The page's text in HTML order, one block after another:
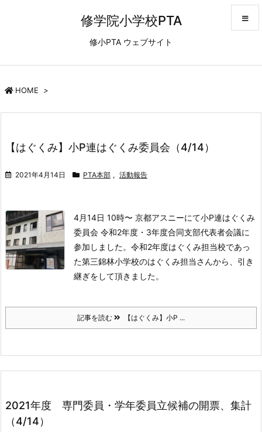
修学院小学校PTA
修小PTA ウェブサイト
HOME >
【はぐくみ】小P連はぐくみ委員会（4/14）
2021年4月14日 PTA本部 , 活動報告
4月14日 10時〜 京都アスニーにて小P連はぐくみ
委員会 令和2年度・3年度合同支部代表者会議に
参加しました。 令和2年度はぐくみ担当校であっ
た第三錦林小学校のはぐくみ担当さんから、引き
継ぎをして頂きました。
記事を読む 【はぐくみ】小P ...
2021年度 専門委員・学年委員立候補の開票、集計
（4/14）